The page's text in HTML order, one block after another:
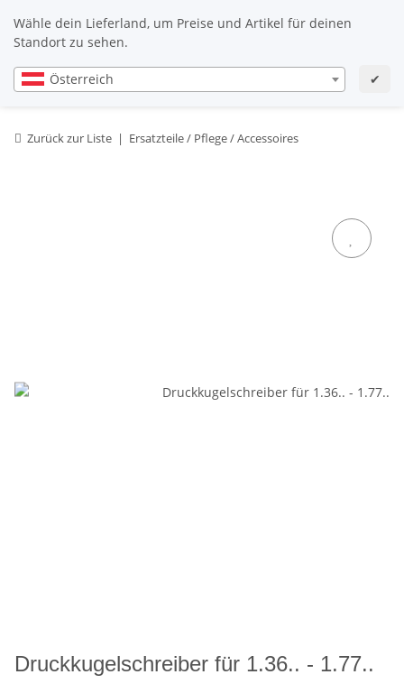
Wähle dein Lieferland, um Preise und Artikel für deinen
Standort zu sehen.
Österreich ✔
DE DE
Zurück zur Liste Ersatzteile / Pflege / Accessoires
Druckkugelschreiber für 1.36.. - 1.77..